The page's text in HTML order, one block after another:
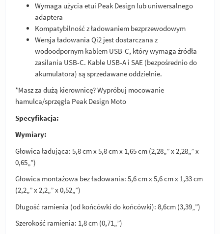
Wymaga użycia etui Peak Design lub uniwersalnego
adaptera
Kompatybilność z ładowaniem bezprzewodowym
Wersja ładowania Qi2 jest dostarczana z
wodoodpornym kablem USB-C, który wymaga źródła
zasilania USB-C. Kable USB-A i SAE (bezpośrednio do
akumulatora) są sprzedawane oddzielnie.
*Masz za dużą kierownicę? Wypróbuj mocowanie
hamulca/sprzęgła Peak Design Moto
Specyfikacja:
Wymiary:
Głowica ładująca: 5,8 cm x 5,8 cm x 1,65 cm (2,28„” x 2,28„” x
0,65„”)
Głowica montażowa bez ładowania: 5,6 cm x 5,6 cm x 1,33 cm
(2,2„” x 2,2„” x 0,52„”)
Długość ramienia (od końcówki do końcówki): 8,6cm (3,39„”)
Szerokość ramienia: 1,8 cm (0,71„”)